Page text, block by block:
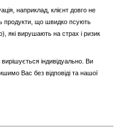
наприклад, клієнт довго не
продукти, що швидко псують
які вирушають на страх і ризик
індивідуально. Ви
Вас без відповіді та нашої